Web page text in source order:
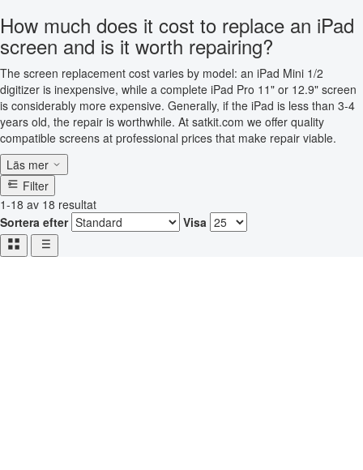
How much does it cost to replace an iPad
screen and is it worth repairing?
The screen replacement cost varies by model: an iPad Mini 1/2
digitizer is inexpensive, while a complete iPad Pro 11" or 12.9" screen
is considerably more expensive. Generally, if the iPad is less than 3-4
years old, the repair is worthwhile. At satkit.com we offer quality
compatible screens at professional prices that make repair viable.
Läs mer
Filter
1-18 av 18 resultat
Sortera efter
Visa